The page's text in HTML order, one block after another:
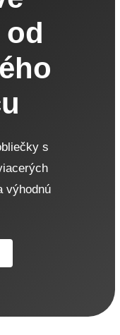
s
výhodnú